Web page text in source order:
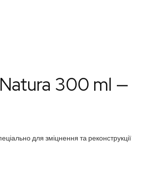
300 ml —
для зміцнення та реконструкції